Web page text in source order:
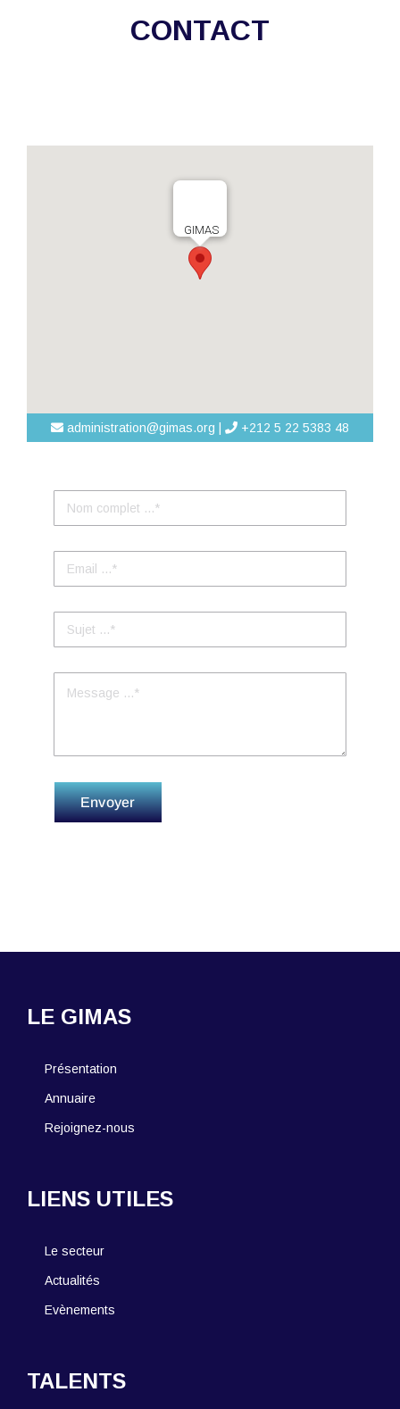
CONTACT
GIMAS
administration@gimas.org | +212 5 22 5383 48
Envoyer
LE GIMAS
Présentation
Annuaire
Rejoignez-nous
LIENS UTILES
Le secteur
Actualités
Evènements
TALENTS